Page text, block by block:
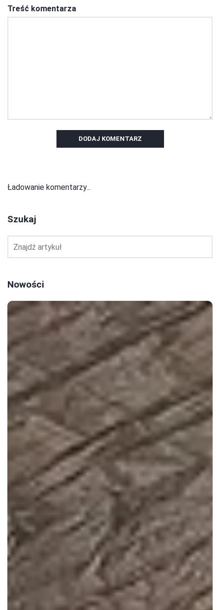
Treść komentarza
DODAJ KOMENTARZ
Ładowanie komentarzy...
Szukaj
Nowości